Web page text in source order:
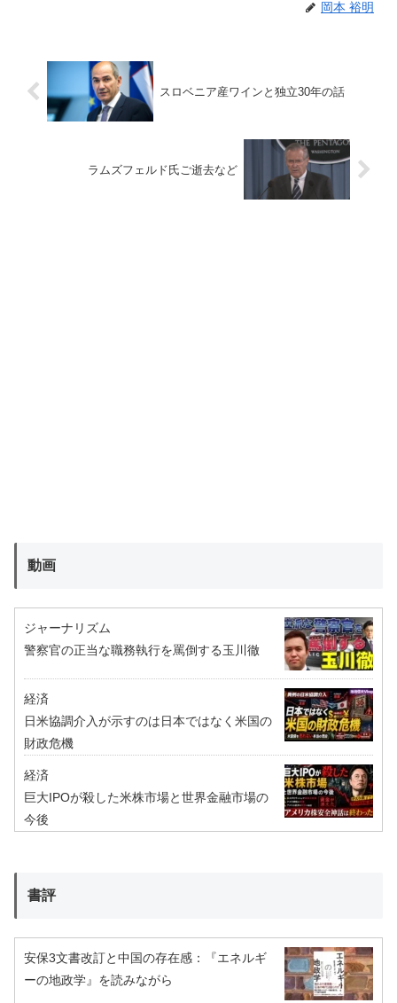
岡本 裕明
スロベニア産ワインと独立30年の話
ラムズフェルド氏ご逝去など
動画
ジャーナリズム
警察官の正当な職務執行を罵倒する玉川徹
経済
日米協調介入が示すのは日本ではなく米国の
財政危機
経済
巨大IPOが殺した米株市場と世界金融市場の
今後
書評
安保3文書改訂と中国の存在感：『エネルギ
ーの地政学』を読みながら